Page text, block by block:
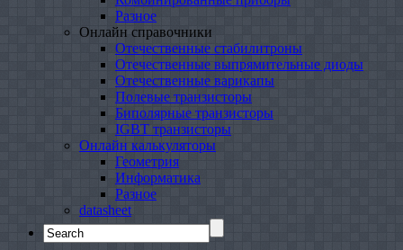
Разное
Онлайн справочники
Отечественные стабилитроны
Отечественные выпрямительные диоды
Отечественные варикапы
Полевые транзисторы
Биполярные транзисторы
IGBT транзисторы
Онлайн калькуляторы
Геометрия
Информатика
Разное
datasheet
Search
for: